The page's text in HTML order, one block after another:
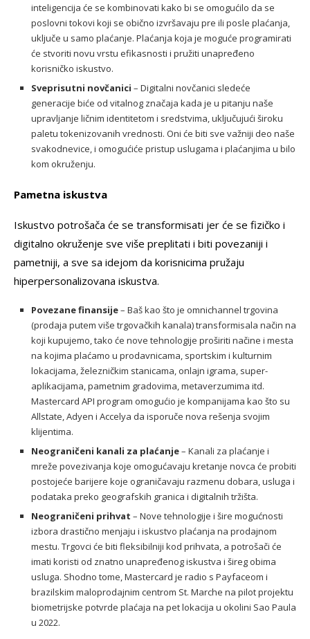
inteligencija će se kombinovati kako bi se omogućilo da se
poslovni tokovi koji se obično izvršavaju pre ili posle plaćanja,
uključe u samo plaćanje. Plaćanja koja je moguće programirati
će stvoriti novu vrstu efikasnosti i pružiti unapređeno
korisničko iskustvo.
Sveprisutni novčanici – Digitalni novčanici sledeće
generacije biće od vitalnog značaja kada je u pitanju naše
upravljanje ličnim identitetom i sredstvima, uključujući široku
paletu tokenizovanih vrednosti. Oni će biti sve važniji deo naše
svakodnevice, i omogućiće pristup uslugama i plaćanjima u bilo
kom okruženju.
Pametna iskustva
Iskustvo potrošača će se transformisati jer će se fizičko i
digitalno okruženje sve više preplitati i biti povezaniji i
pametniji, a sve sa idejom da korisnicima pružaju
hiperpersonalizovana iskustva.
Povezane finansije– Baš kao što je omnichannel trgovina
(prodaja putem više trgovačkih kanala) transformisala način na
koji kupujemo, tako će nove tehnologije proširiti načine i mesta
na kojima plaćamo u prodavnicama, sportskim i kulturnim
lokacijama, železničkim stanicama, onlajn igrama, super-
aplikacijama, pametnim gradovima, metaverzumima itd.
Mastercard API program omogućio je kompanijama kao što su
Allstate, Adyen i Accelya da isporuče nova rešenja svojim
klijentima.
Neograničeni kanali za plaćanje– Kanali za plaćanje i
mreže povezivanja koje omogućavaju kretanje novca će probiti
postojeće barijere koje ograničavaju razmenu dobara, usluga i
podataka preko geografskih granica i digitalnih tržišta.
Neograničeni prihvat – Nove tehnologije i šire mogućnosti
izbora drastično menjaju i iskustvo plaćanja na prodajnom
mestu. Trgovci će biti fleksibilniji kod prihvata, a potrošači će
imati koristi od znatno unapređenog iskustva i šireg obima
usluga. Shodno tome, Mastercard je radio s Payfaceom i
brazilskim maloprodajnim centrom St. Marche na pilot projektu
biometrijske potvrde plaćaja na pet lokacija u okolini Sao Paula
u 2022.